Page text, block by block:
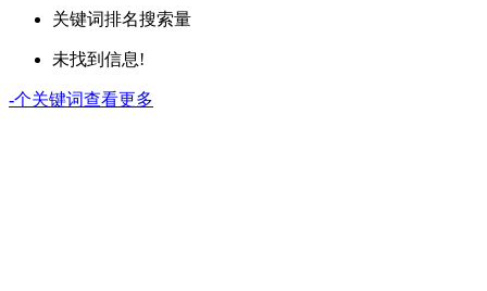
关键词排名搜索量
未找到信息!
-个关键词查看更多